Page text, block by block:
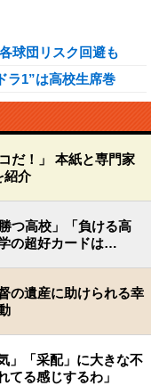
球団リスク回避も
ラ1”は高校生席巻
だ！」 本紙と専門家
紹介
つ高校」「負ける高
の超好カードは…
の遺産に助けられる幸
」「采配」に大きな不
る感じするわ」